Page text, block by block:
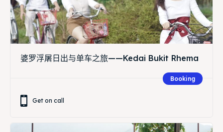
婆罗浮屠日出与单车之旅——Kedai Bukit Rhema
Booking
Get on call